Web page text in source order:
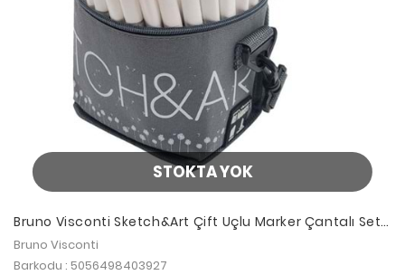
STOKTA YOK
Bruno Visconti Sketch&Art Çift Uçlu Marker Çantalı Set
80 Renk
Bruno Visconti
Barkodu : 5056498403927